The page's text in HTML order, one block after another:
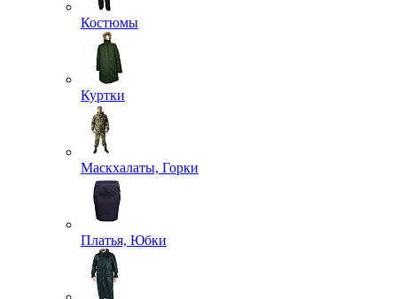
Костюмы
Куртки
Маскхалаты, Горки
Платья, Юбки